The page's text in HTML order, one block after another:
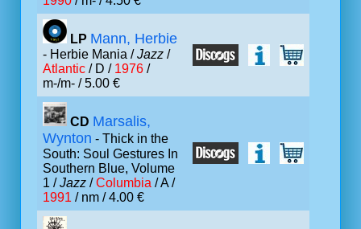
LP Mann, Herbie
- Herbie Mania /Jazz /
Atlantic / D / 1976 /
m-/m- / 5.00 €
CD Marsalis,
Wynton - Thick in the
South: Soul Gestures In
Southern Blue, Volume
1 /Jazz /Columbia / A /
1991 / nm / 4.00 €